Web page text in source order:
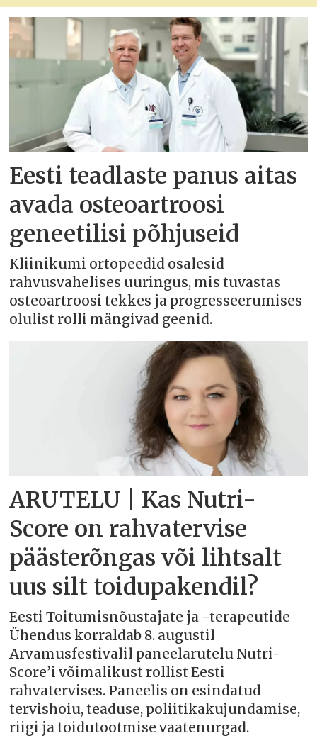
Eesti teadlaste panus aitas
avada osteoartroosi
geneetilisi põhjuseid
Kliinikumi ortopeedid osalesid
rahvusvahelises uuringus, mis tuvastas
osteoartroosi tekkes ja progresseerumises
olulist rolli mängivad geenid.
ARUTELU | Kas Nutri-
Score on rahvatervise
päästerõngas või lihtsalt
uus silt toidupakendil?
Eesti Toitumisnõustajate ja -terapeutide
Ühendus korraldab 8. augustil
Arvamusfestivalil paneelarutelu Nutri-
Score’i võimalikust rollist Eesti
rahvatervises. Paneelis on esindatud
tervishoiu, teaduse, poliitikakujundamise,
riigi ja toidutootmise vaatenurgad.